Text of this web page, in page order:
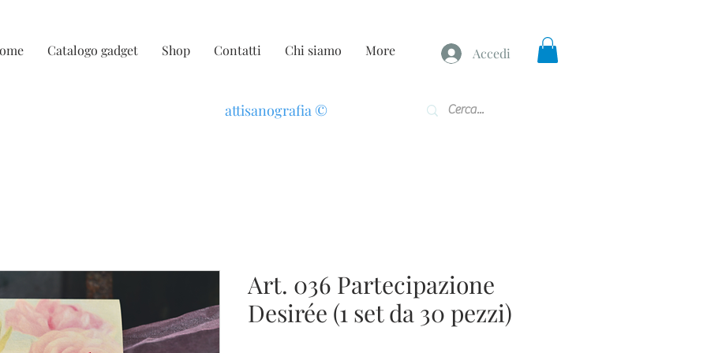
Catalogo gadget Shop Contatti Chi siamo More Accedi
attisanografia ©
Art. 036 Partecipazione
Desirée (1 set da 30 pezzi)